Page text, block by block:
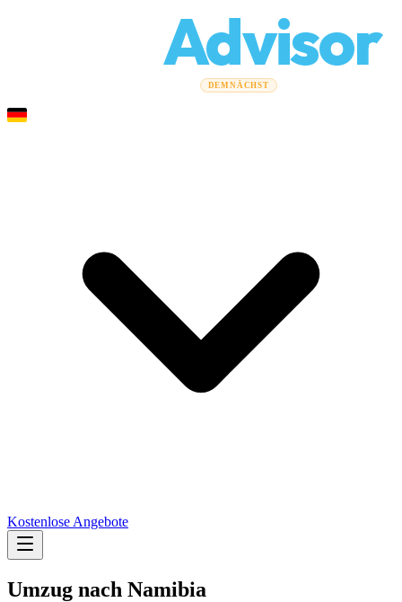
Advisor
DEMNÄCHST
Kostenlose Angebote
Umzug nach Namibia